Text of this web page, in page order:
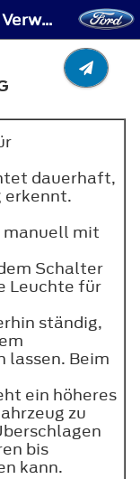
Antriebsschlupfregelung - Verwenden der Antriebsschlupfregelung
dauerhaft,
erkennt.
mit
Schalter
Leuchte für
ständig,
lassen. Beim
ein höheres
zu
bis
kann.